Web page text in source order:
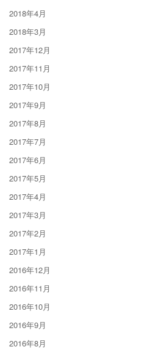
2018年4月
2018年3月
2017年12月
2017年11月
2017年10月
2017年9月
2017年8月
2017年7月
2017年6月
2017年5月
2017年4月
2017年3月
2017年2月
2017年1月
2016年12月
2016年11月
2016年10月
2016年9月
2016年8月